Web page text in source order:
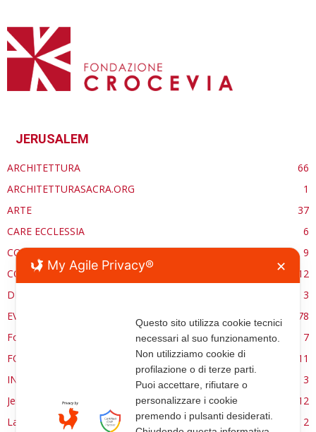
JERUSALEM
ARCHITETTURA
66
ARCHITETTURASACRA.ORG
1
ARTE
37
CARE ECCLESSIA
6
CONSERVAZIONE
9
CONTROCANTO
12
DE RE AEDIFICATORIA
3
EVENTI
78
Forma, spazio e ordine
7
FORMAZIONE
11
INTERVIEW
3
Jerusalem
12
La Materia e l'Immagine
2
My Agile Privacy® ✕
Questo sito utilizza cookie tecnici
necessari al suo funzionamento.
Non utilizziamo cookie di
profilazione o di terze parti.
Puoi accettare, rifiutare o
personalizzare i cookie
premendo i pulsanti desiderati.